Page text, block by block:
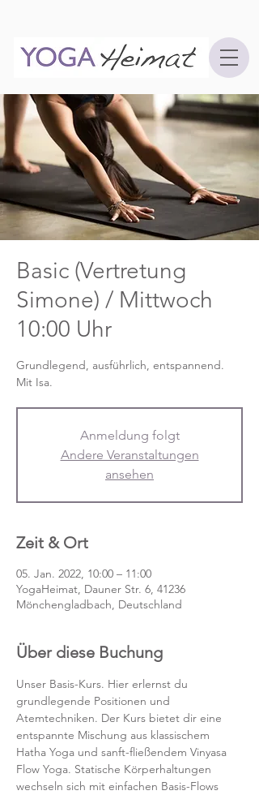
Basic (Vertretung
Simone) / Mittwoch
10:00 Uhr
Grundlegend, ausführlich, entspannend.
Mit Isa.
Anmeldung folgt
Andere Veranstaltungen
ansehen
Zeit & Ort
05. Jan. 2022, 10:00 – 11:00
YogaHeimat, Dauner Str. 6, 41236
Mönchengladbach, Deutschland
Über diese Buchung
Unser Basis-Kurs. Hier erlernst du
grundlegende Positionen und
Atemtechniken. Der Kurs bietet dir eine
entspannte Mischung aus klassischem
Hatha Yoga und sanft-fließendem Vinyasa
Flow Yoga. Statische Körperhaltungen
wechseln sich mit einfachen Basis-Flows